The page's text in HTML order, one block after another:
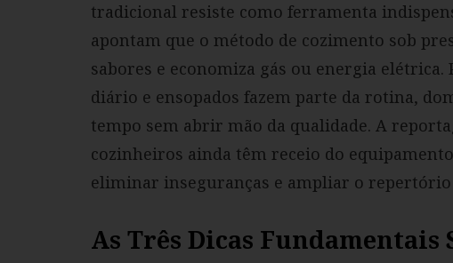
tradicional resiste como ferramenta
apontam que o método de cozimento sob
sabores e economiza gás ou energia
diário e ensopados fazem parte da rotina,
tempo sem abrir mão da qualidade. A
cozinheiros ainda têm receio do
eliminar inseguranças e ampliar o
As Três Dicas Fundamentais